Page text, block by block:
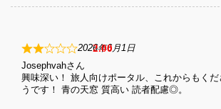
2
2026年6月1日
興味深い！ 旅人向けポータル、これからもくだ
うです！ 青の天窓 質高い 読者配慮◎。
Josephvah